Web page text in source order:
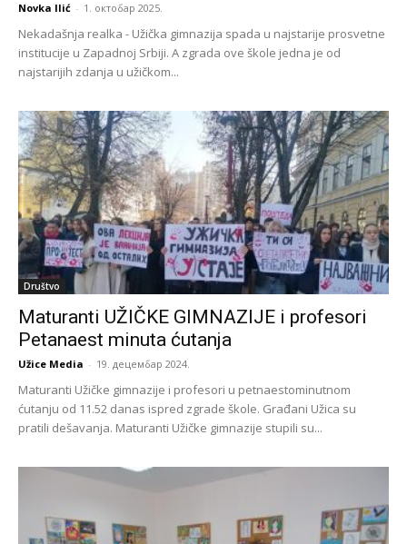
Novka Ilić - 1. октобар 2025.
Nekadašnja realka - Užička gimnazija spada u najstarije prosvetne
institucije u Zapadnoj Srbiji. A zgrada ove škole jedna je od
najstarijih zdanja u užičkom...
Društvo
Maturanti UŽIČKE GIMNAZIJE i profesori
Petanaest minuta ćutanja
Užice Media - 19. децембар 2024.
Maturanti Užičke gimnazije i profesori u petnaestominutnom
ćutanju od 11.52 danas ispred zgrade škole. Građani Užica su
pratili dešavanja. Maturanti Užičke gimnazije stupili su...